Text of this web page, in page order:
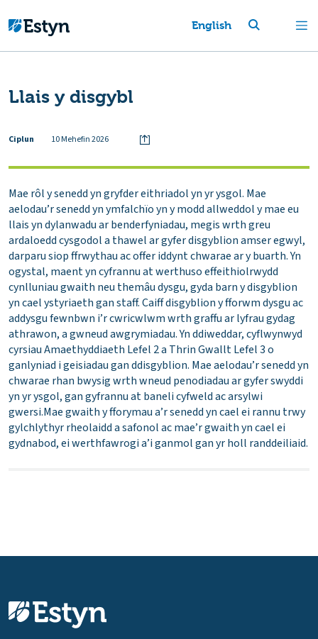
English
Llais y disgybl
Ciplun 10 Mehefin 2026
Mae rôl y senedd yn gryfder eithriadol yn yr ysgol. Mae
aelodau’r senedd yn ymfalchïo yn y modd allweddol y mae eu
llais yn dylanwadu ar benderfyniadau, megis wrth greu
ardaloedd cysgodol a thawel ar gyfer disgyblion amser egwyl,
darparu siop ffrwythau ac offer iddynt chwarae ar y buarth. Yn
ogystal, maent yn cyfrannu at werthuso effeithiolrwydd
cynlluniau gwaith neu themâu dysgu, gyda barn y disgyblion
yn cael ystyriaeth gan staff. Caiff disgyblion y fforwm dysgu ac
addysgu fewnbwn i’r cwricwlwm wrth graffu ar lyfrau gydag
athrawon, a gwneud awgrymiadau. Yn ddiweddar, cyflwynwyd
cyrsiau Amaethyddiaeth Lefel 2 a Thrin Gwallt Lefel 3 o
ganlyniad i geisiadau gan ddisgyblion. Mae aelodau’r senedd yn
chwarae rhan bwysig wrth wneud penodiadau ar gyfer swyddi
yn yr ysgol, gan gyfrannu at baneli cyfweld ac arsylwi
gwersi.Mae gwaith y fforymau a’r senedd yn cael ei rannu trwy
gylchlythyr rheolaidd a safonol ac mae’r gwaith yn cael ei
gydnabod, ei werthfawrogi a’i ganmol gan yr holl randdeiliaid.